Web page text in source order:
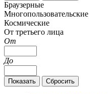
Браузерные
Многопользовательские
Космические
От третьего лица
От
До